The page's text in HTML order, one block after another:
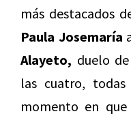
más destacados
Paula Josemaría
Alayeto, duelo
las cuatro,
momento en